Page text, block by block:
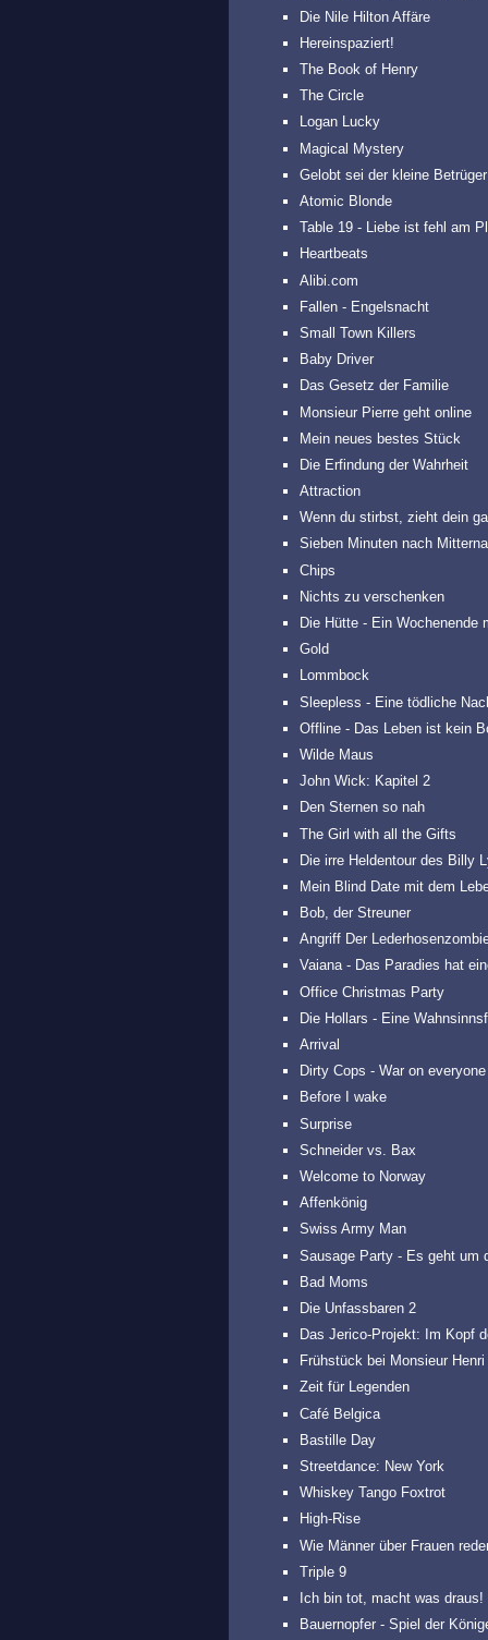
Die Nile Hilton Affäre
Hereinspaziert!
The Book of Henry
The Circle
Logan Lucky
Magical Mystery
Gelobt sei der kleine Betrüger
Atomic Blonde
Table 19 - Liebe ist fehl am
Heartbeats
Alibi.com
Fallen - Engelsnacht
Small Town Killers
Baby Driver
Das Gesetz der Familie
Monsieur Pierre geht online
Mein neues bestes Stück
Die Erfindung der Wahrheit
Attraction
Wenn du stirbst, zieht dein
Sieben Minuten nach
Chips
Nichts zu verschenken
Die Hütte - Ein Wochenende
Gold
Lommbock
Sleepless - Eine tödliche
Offline - Das Leben ist kein
Wilde Maus
John Wick: Kapitel 2
Den Sternen so nah
The Girl with all the Gifts
Die irre Heldentour des Billy
Mein Blind Date mit dem
Bob, der Streuner
Angriff Der
Vaiana - Das Paradies hat
Office Christmas Party
Die Hollars - Eine
Arrival
Dirty Cops - War on everyone
Before I wake
Surprise
Schneider vs. Bax
Welcome to Norway
Affenkönig
Swiss Army Man
Sausage Party - Es geht um
Bad Moms
Die Unfassbaren 2
Das Jerico-Projekt: Im Kopf
Frühstück bei Monsieur Henri
Zeit für Legenden
Café Belgica
Bastille Day
Streetdance: New York
Whiskey Tango Foxtrot
High-Rise
Wie Männer über Frauen
Triple 9
Ich bin tot, macht was draus!
Bauernopfer - Spiel der